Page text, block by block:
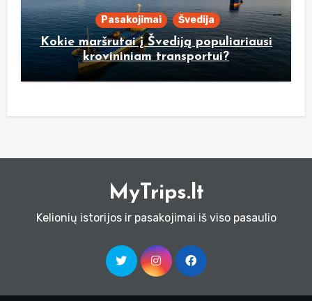
Pasakojimai Švedija
Kokie maršrutai į Švediją populiariausi
krovininiam transportui?
MyTrips.lt
Kelionių istorijos ir pasakojimai iš viso pasaulio